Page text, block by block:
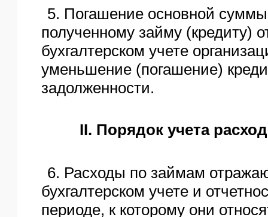
5. Погашение основной суммы
полученному займу (кредиту)
бухгалтерском учете
уменьшение (погашение)
задолженности.
II. Порядок учета
6. Расходы по займам
бухгалтерском учете и
периоде, к которому они